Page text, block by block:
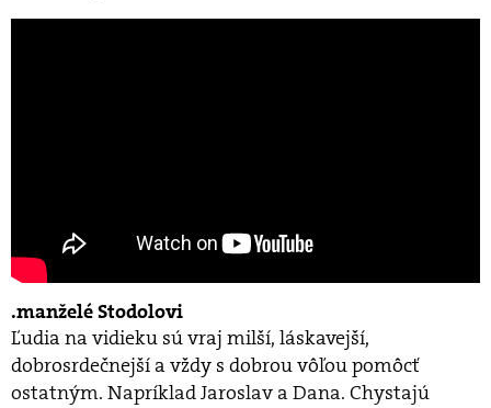
manželé Stodolovi
Ľudia na vidieku sú vraj milší, láskavejší,
dobrosrdečnejší a vždy s dobrou vôľou pomôcť
ostatným. Napríklad Jaroslav a Dana. Chystajú